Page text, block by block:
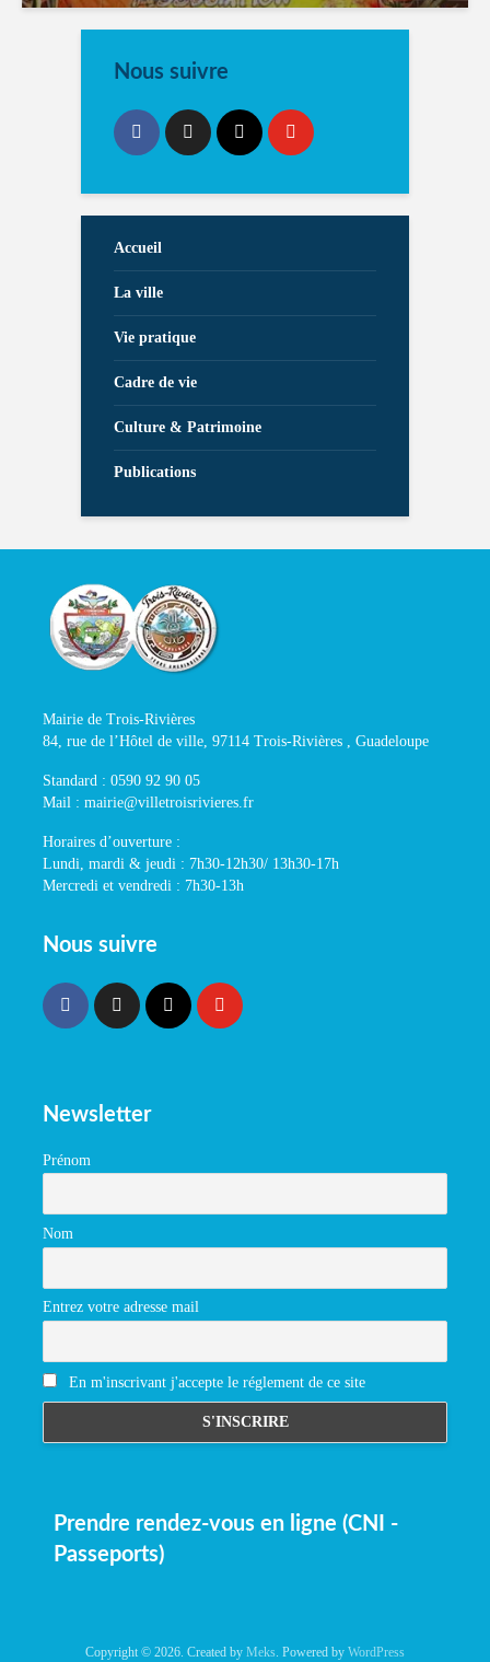
Nous suivre
Accueil
La ville
Vie pratique
Cadre de vie
Culture & Patrimoine
Publications
Mairie de Trois-Rivières
84, rue de l’Hôtel de ville, 97114 Trois-Rivières , Guadeloupe
Standard : 0590 92 90 05
Mail : mairie@villetroisrivieres.fr
Horaires d’ouverture :
Lundi, mardi & jeudi : 7h30-12h30/ 13h30-17h
Mercredi et vendredi : 7h30-13h
Nous suivre
Newsletter
Prénom
Nom
Entrez votre adresse mail
En m'inscrivant j'accepte le réglement de ce site
Prendre rendez-vous en ligne (CNI -
Passeports)
Copyright © 2026. Created by Meks. Powered by WordPress